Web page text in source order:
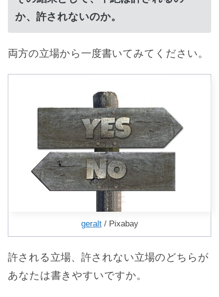
か、許されないのか。
両方の立場から一度書いてみてください。
geralt/ Pixabay
許される立場、許されない立場のどちらが
あなたは書きやすいですか。